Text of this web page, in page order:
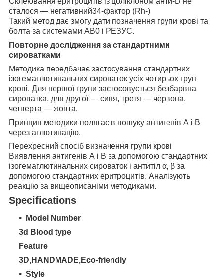
сталося — негативний34-фактор (Rh-)
Такий метод дає змогу дати позначення групи крові та
болта за системами АВ0 і РЕЗУС.
Повторне дослідження за стандартними
сироватками
Методика передбачає застосування стандартних
ізогемаглютинальних сироваток усіх чотирьох груп
крові. Для першої групи застосовується безбарвна
сироватка, для другої — синя, третя — червона,
четверта — жовта.
Принцип методики полягає в пошуку антигенів А і В
через аглютинацію.
Перехресний спосіб визначення групи крові
Виявлення антигенів А і В за допомогою стандартних
ізогемаглютинальних сироваток і антитіл α, β за
допомогою стандартних еритроцитів. Аналізують
реакцію за вищеописаніми методиками.
Specifications
Model Number
3d Blood type
Feature
3D,HANDMADE,Eco-friendly
Style